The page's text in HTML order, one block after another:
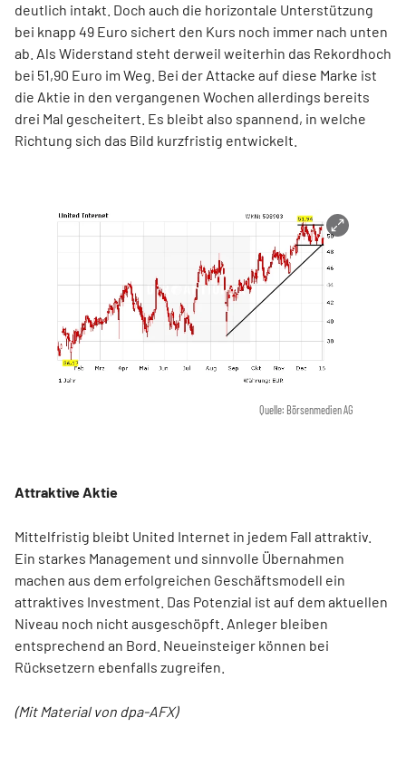
deutlich intakt. Doch auch die horizontale Unterstützung
bei knapp 49 Euro sichert den Kurs noch immer nach unten
ab. Als Widerstand steht derweil weiterhin das Rekordhoch
bei 51,90 Euro im Weg. Bei der Attacke auf diese Marke ist
die Aktie in den vergangenen Wochen allerdings bereits
drei Mal gescheitert. Es bleibt also spannend, in welche
Richtung sich das Bild kurzfristig entwickelt.
Quelle: Börsenmedien AG
Attraktive Aktie
Mittelfristig bleibt United Internet in jedem Fall attraktiv.
Ein starkes Management und sinnvolle Übernahmen
machen aus dem erfolgreichen Geschäftsmodell ein
attraktives Investment. Das Potenzial ist auf dem aktuellen
Niveau noch nicht ausgeschöpft. Anleger bleiben
entsprechend an Bord. Neueinsteiger können bei
Rücksetzern ebenfalls zugreifen.
(Mit Material von dpa-AFX)